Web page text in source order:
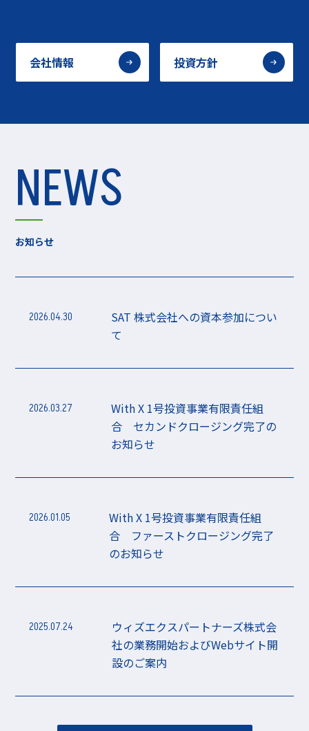
会社情報 投資方針
NEWS
お知らせ
2026.04.30
SAT 株式会社への資本参加につい
て
2026.03.27
With X 1号投資事業有限責任組
合 セカンドクロージング完了の
お知らせ
2026.01.05
With X 1号投資事業有限責任組
合 ファーストクロージング完了
のお知らせ
2025.07.24
ウィズエクスパートナーズ株式会
社の業務開始およびWebサイト開
設のご案内